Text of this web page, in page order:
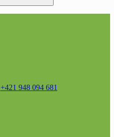
+421 948 094 681